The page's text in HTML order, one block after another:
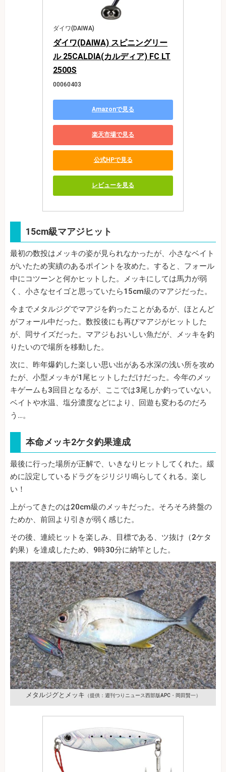
ダイワ(DAIWA)
ダイワ(DAIWA) スピニングリー
ル 25CALDIA(カルディア) FC LT
2500S
00060403
Amazonで見る
楽天市場で見る
公式HPで見る
レビューを見る
15cm級マアジヒット
最初の数投はメッキの姿が見られなかったが、小さなベイト
がいたため実績のあるポイントを攻めた。すると、フォール
中にコツーンと何かヒットした。メッキにしては馬力が弱
く、小さなセイゴと思っていたら15cm級のマアジだった。
今までメタルジグでマアジを釣ったことがあるが、ほとんど
がフォール中だった。数投後にも再びマアジがヒットした
が、同サイズだった。マアジもおいしい魚だが、メッキを釣
りたいので場所を移動した。
次に、昨年爆釣した楽しい思い出がある水深の浅い所を攻め
たが、小型メッキが1尾ヒットしただけだった。今年のメッ
キゲームも3回目となるが、ここでは3尾しか釣っていない。
ベイトや水温、塩分濃度などにより、回遊も変わるのだろ
う…。
本命メッキ2ケタ釣果達成
最後に行った場所が正解で、いきなりヒットしてくれた。緩
めに設定しているドラグをジリジリ鳴らしてくれる。楽し
い！
上がってきたのは20cm級のメッキだった。そろそろ終盤の
ためか、前回より引きが弱く感じた。
その後、連続ヒットを楽しみ、目標である、ツ抜け（2ケタ
釣果）を達成したため、9時30分に納竿とした。
メタルジグとメッキ （提供：週刊つりニュース西部版APC・岡田賢一）